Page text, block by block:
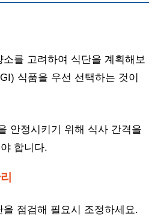
를 고려하여 식단을 계획해보
식품을 우선 선택하는 것이
안정시키기 위해 식사 간격을
합니다.
점검해 필요시 조정하세요.